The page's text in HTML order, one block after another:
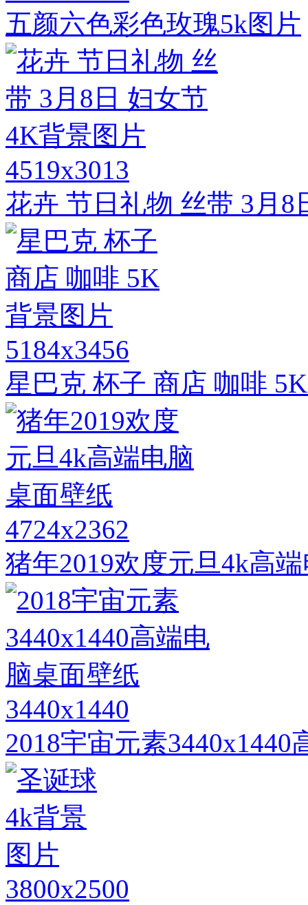
五颜六色彩色玫瑰5k图片
4519x3013
花卉 节日礼物 丝带 3月
5184x3456
星巴克 杯子 商店 咖啡
4724x2362
猪年2019欢度元旦4k高
3440x1440
2018宇宙元素3440x1440
3800x2500